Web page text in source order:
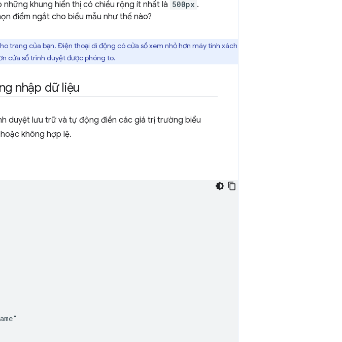
những khung hiển thị có chiều rộng ít nhất là 500px .
điểm ngắt cho biểu mẫu như thế nào?
trang của bạn. Điện thoại di động có cửa sổ xem nhỏ hơn máy tính xách
cửa sổ trình duyệt được phóng to.
nhập dữ liệu
duyệt lưu trữ và tự động điền các giá trị trường biểu
không hợp lệ.